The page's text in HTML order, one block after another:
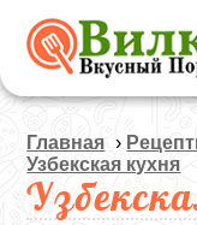
Главная ›
Узбекская кухня